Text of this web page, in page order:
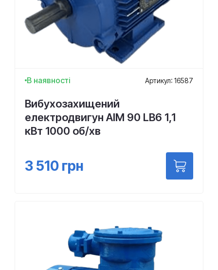
В наявності Артикул: 16587
Вибухозахищений
електродвигун АІМ 90 LВ6 1,1
кВт 1000 об/хв
3 510 грн